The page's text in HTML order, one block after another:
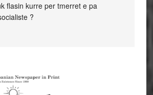
flasin kurre per tmerret e pa
?